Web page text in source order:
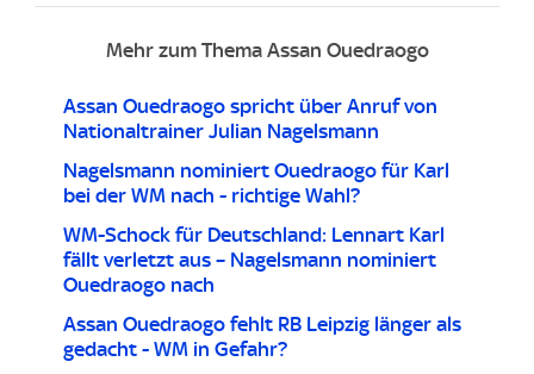
Mehr zum Thema Assan Ouedraogo
Assan Ouedraogo spricht über Anruf von
Nationaltrainer Julian Nagelsmann
Nagelsmann nominiert Ouedraogo für Karl
bei der WM nach - richtige Wahl?
WM-Schock für Deutschland: Lennart Karl
fällt verletzt aus – Nagelsmann nominiert
Ouedraogo nach
Assan Ouedraogo fehlt RB Leipzig länger als
gedacht - WM in Gefahr?